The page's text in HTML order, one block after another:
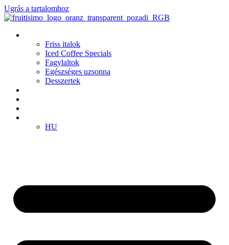
Ugrás a tartalomhoz
Friss italok
Iced Coffee Specials
Fagylaltok
Egészséges uzsonna
Desszertek
HU